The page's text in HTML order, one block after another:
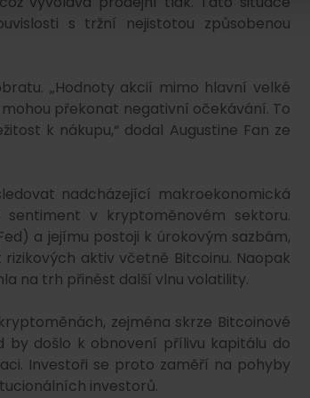
s tržní nejistotou způsobenou
„Hodnoty akcií mimo hlavní velké
překonat negativní očekávání. To
k nákupu,“ dodal Augustine Fan ze
nadcházející makroekonomická
v kryptoměnovém sektoru.
a jejímu postoji k úrokovým sazbám,
aktiv včetně Bitcoinu. Naopak
na trh přinést další vlnu volatility.
zejména skrze Bitcoinové
by došlo k obnovení přílivu kapitálu do
Investoři se proto zaměří na pohyby
investorů.